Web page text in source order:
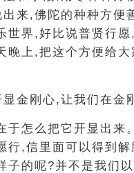
来,佛陀的种种方便
世界,好比说普贤行
晚上,把这个方便给
金刚心,让我们在金
于怎么把它开显出来
行,信里面可以得到
子的呢?并不是我们